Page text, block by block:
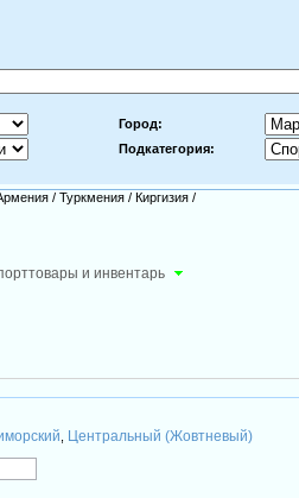
Город:
Подкатегория:
/ Туркмения / Киргизия /
и инвентарь
Центральный (Жовтневый)